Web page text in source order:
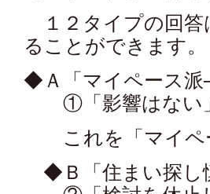
１２タイプの回答
ることができます。
◆Ａ「マイペース派
①「影響はない
これを「マイペ
◆Ｂ「住まい探し